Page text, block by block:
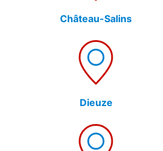
Château-Salins
Dieuze